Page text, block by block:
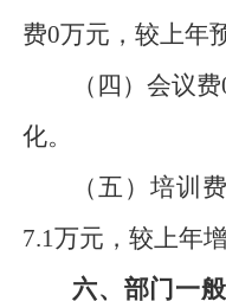
费0万元， 较上年
（四）会议费
化。
（五）培训费
7.1万元，较上年
六、部门一